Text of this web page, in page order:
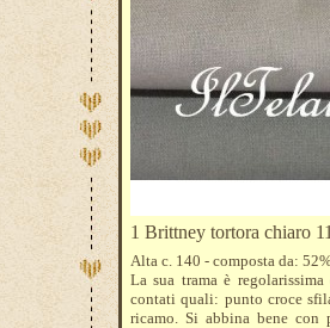
1 Brittney tortora chiaro
Alta c. 140 - composta da:
La sua trama è
contati quali: punto croce
ricamo. Si abbina bene